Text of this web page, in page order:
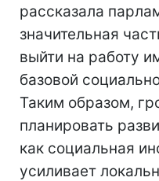
рассказала
значительная
выйти на работу
базовой
Таким образом,
планировать
как социальная
усиливает